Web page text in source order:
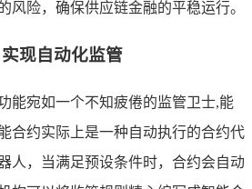
风险，确保供应链金融的平稳运行。
现自动化监管
能宛如一个不知疲倦的监管卫士,能
合约实际上是一种自动执行的合约代
人，当满足预设条件时，合约会自动